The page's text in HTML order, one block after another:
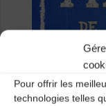
Pour offrir les
technologies telles